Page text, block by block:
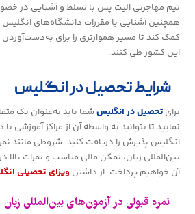
تیم مهاجرتی الیت پس با تسلط و آشنایی در
همچنین آشنایی با مقررات دانشگاه‌های انگلیس
کمک کند تا مسیر هموارتری را برای
این کشور طی کنند.
شرایط تحصیل در انگلیس
برایتحصیل در انگلیس شما باید به‌عنوان یک
نمایید تا بتوانید به واسطه آن از مراکز آموزشی
انگلیس پذیرش را دریافت کنید. شروطی مانند
بین‌المللی زبان، تمکن مالی مناسب و نمرات بالا
آن خواهیم پرداخت. از داشتن ویزای تحصیلی
نمره قبولی در آزمون‌های بین‌المللی زبان